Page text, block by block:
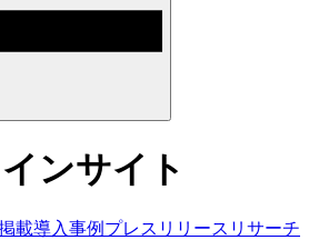
ンサイト
載導入事例 プレスリリース リサーチ